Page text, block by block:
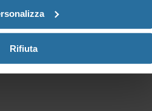
Rifiuta
hanno trovato questa risposta utile